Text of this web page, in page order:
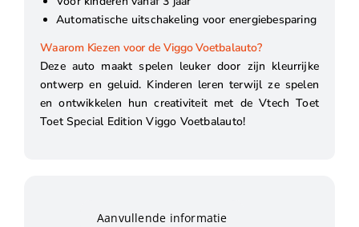
Automatische uitschakeling voor energiebesparing
Waarom Kiezen voor de Viggo Voetbalauto?
Deze auto maakt spelen leuker door zijn kleurrijke
ontwerp en geluid. Kinderen leren terwijl ze spelen
en ontwikkelen hun creativiteit met de Vtech Toet
Toet Special Edition Viggo Voetbalauto!
Aanvullende informatie